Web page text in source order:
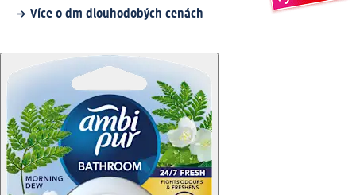
Více o dm dlouhodobých cenách